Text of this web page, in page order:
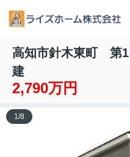
高知市針木東町
建
2,790万円
1/8